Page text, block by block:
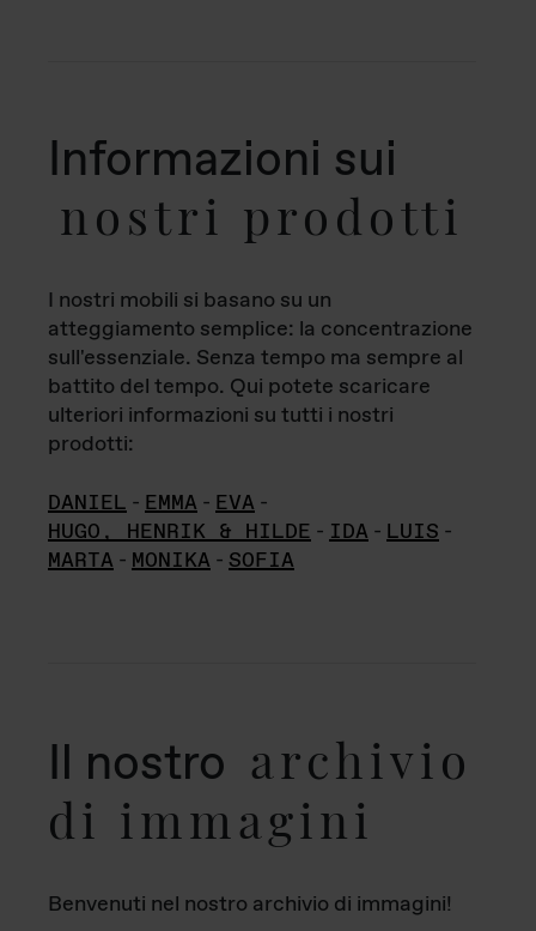
Informazioni sui
nostri prodotti
I nostri mobili si basano su un
atteggiamento semplice: la concentrazione
sull'essenziale. Senza tempo ma sempre al
battito del tempo. Qui potete scaricare
ulteriori informazioni su tutti i nostri
prodotti:
DANIEL - EMMA - EVA -
HUGO, HENRIK & HILDE - IDA - LUIS -
MARTA - MONIKA - SOFIA
Il nostro archivio
di immagini
Benvenuti nel nostro archivio di immagini!